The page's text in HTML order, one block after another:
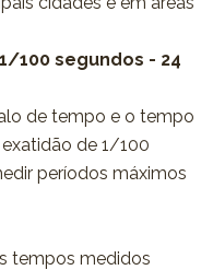
100 segundos - 24
de tempo e o tempo
de 1/100
períodos máximos
tempos medidos